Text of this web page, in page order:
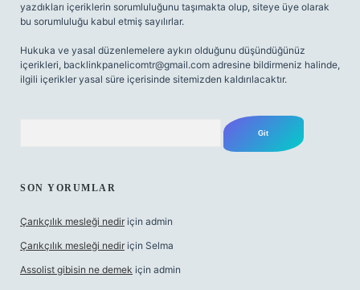
yazdıkları içeriklerin sorumluluğunu taşımakta olup, siteye üye olarak
bu sorumluluğu kabul etmiş sayılırlar.
Hukuka ve yasal düzenlemelere aykırı olduğunu düşündüğünüz
içerikleri, backlinkpanelicomtr@gmail.com adresine bildirmeniz halinde,
ilgili içerikler yasal süre içerisinde sitemizden kaldırılacaktır.
SON YORUMLAR
Çarıkçılık mesleği nedir için admin
Çarıkçılık mesleği nedir için Selma
Assolist gibisin ne demek için admin